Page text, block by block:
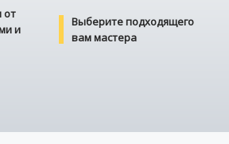
от
и
Выберите подходящего
вам мастера